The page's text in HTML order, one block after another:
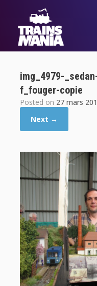
img_4979-
f_fouger-copie
Posted on 27 mars
Next →